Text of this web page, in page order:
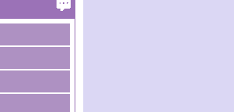
研究動向
り加速する
ン燃料/グリ
触媒材料